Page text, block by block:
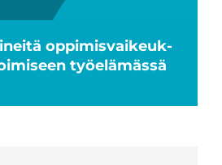
oppi­mis­vai­keuk­
työ­elä­mässä